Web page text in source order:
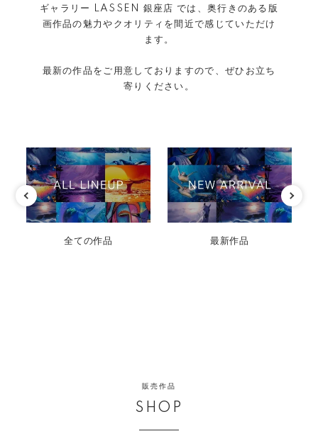
ギャラリー LASSEN 銀座店 では、奥行きのある版
画作品の魅力やクオリティを間近で感じていただけ
ます。
最新の作品をご用意しておりますので、ぜひお立ち
寄りください。
全ての作品 最新作品
販売作品
SHOP